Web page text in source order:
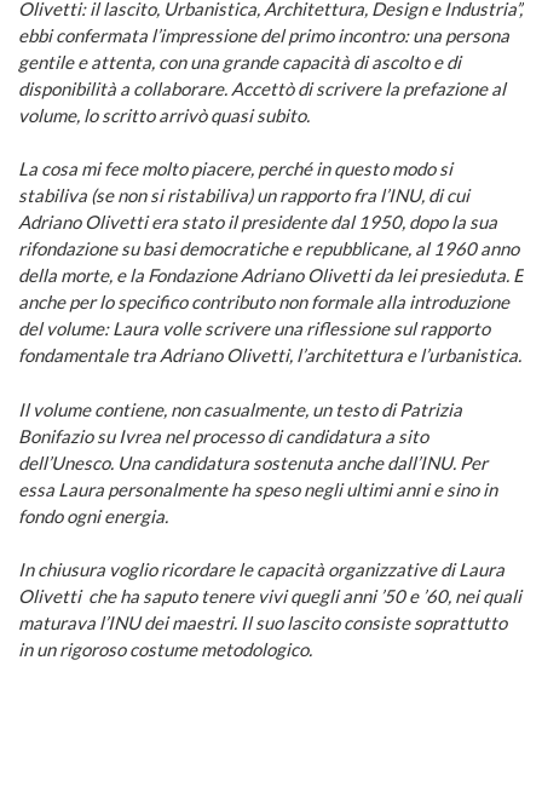
Olivetti: il lascito, Urbanistica, Architettura, Design e Industria”,
ebbi confermata l’impressione del primo incontro: una persona
gentile e attenta, con una grande capacità di ascolto e di
disponibilità a collaborare. Accettò di scrivere la prefazione al
volume, lo scritto arrivò quasi subito.
La cosa mi fece molto piacere, perché in questo modo si
stabiliva (se non si ristabiliva) un rapporto fra l’INU, di cui
Adriano Olivetti era stato il presidente dal 1950, dopo la sua
rifondazione su basi democratiche e repubblicane, al 1960 anno
della morte, e la Fondazione Adriano Olivetti da lei presieduta. E
anche per lo specifico contributo non formale alla introduzione
del volume: Laura volle scrivere una riflessione sul rapporto
fondamentale tra Adriano Olivetti, l’architettura e l’urbanistica.
Il volume contiene, non casualmente, un testo di Patrizia
Bonifazio su Ivrea nel processo di candidatura a sito
dell’Unesco. Una candidatura sostenuta anche dall’INU. Per
essa Laura personalmente ha speso negli ultimi anni e sino in
fondo ogni energia.
In chiusura voglio ricordare le capacità organizzative di Laura
Olivetti che ha saputo tenere vivi quegli anni ’50 e ’60, nei quali
maturava l’INU dei maestri. Il suo lascito consiste soprattutto
in un rigoroso costume metodologico.